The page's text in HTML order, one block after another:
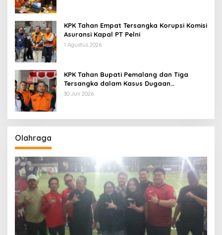
KPK Tahan Empat Tersangka Korupsi Komisi
Asuransi Kapal PT Pelni
1 Agustus 2026
KPK Tahan Bupati Pemalang dan Tiga
Tersangka dalam Kasus Dugaan
Pemerasan
30 Juli 2026
Olahraga